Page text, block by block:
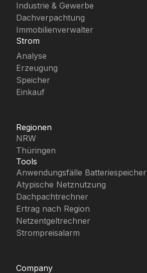
Industrie & Gewerbe
Dachverpachtung
Immobilienverwalter
Strom
Analyse
Erzeugung
Speicher
Einkauf
Regionen
NRW
Thüringen
Tools
Anwendungsfälle Batteriespeicher
Atypische Netznutzung
Dachpachtrechner
Ertrag nach Region
Netzentgeltrechner
Strompreisalarm
Company